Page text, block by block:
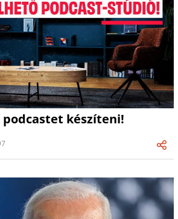
podcastet készíteni!